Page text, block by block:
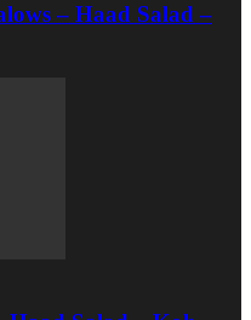
– Haad Salad –